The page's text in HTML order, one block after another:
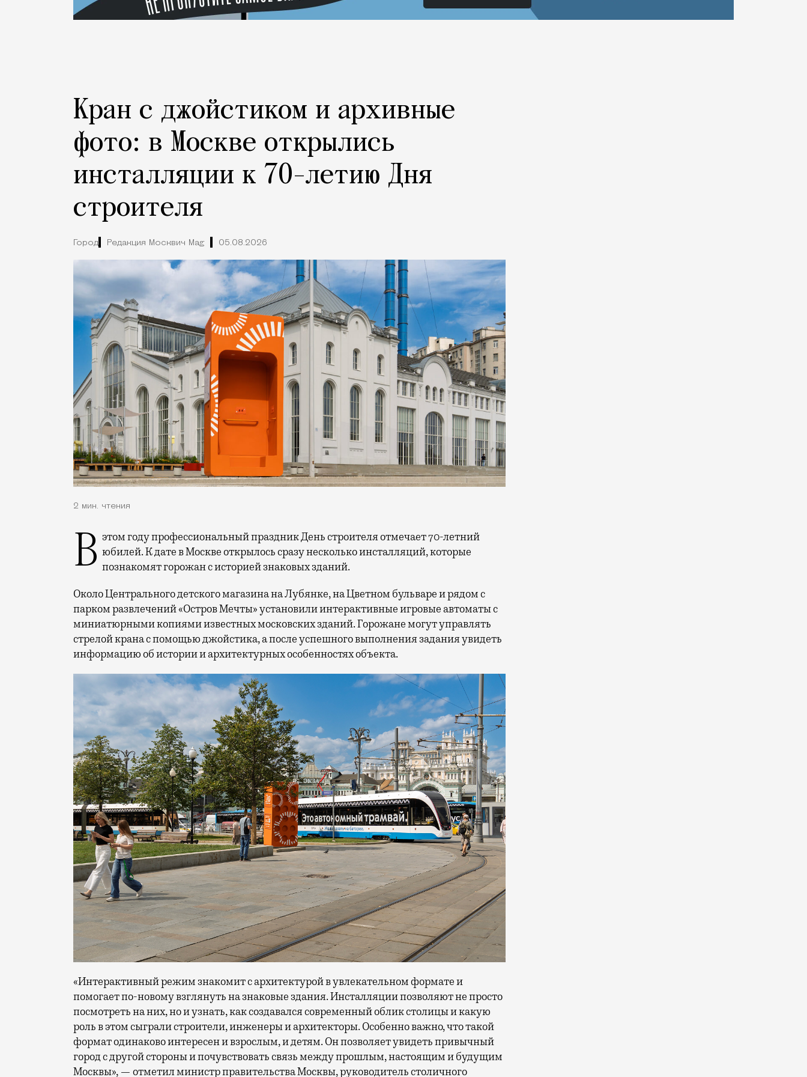
Кран с джойстиком и архивные
фото: в Москве открылись
инсталляции к 70-летию Дня
строителя
Город Редакция Москвич Mag 05.08.2026
2 мин. чтения
В этом году профессиональный праздник День строителя отмечает 70-летний юбилей. К дате в Москве открылось сразу несколько инсталляций, которые
познакомят горожан с историей знаковых зданий.
Около Центрального детского магазина на Лубянке, на Цветном бульваре и рядом с
парком развлечений «Остров Мечты» установили интерактивные игровые автоматы с
миниатюрными копиями известных московских зданий. Горожане могут управлять
стрелой крана с помощью джойстика, а после успешного выполнения задания увидеть
информацию об истории и архитектурных особенностях объекта.
«Интерактивный режим знакомит с архитектурой в увлекательном формате и
помогает по-новому взглянуть на знаковые здания. Инсталляции позволяют не просто
посмотреть на них, но и узнать, как создавался современный облик столицы и какую
роль в этом сыграли строители, инженеры и архитекторы. Особенно важно, что такой
формат одинаково интересен и взрослым, и детям. Он позволяет увидеть привычный
город с другой стороны и почувствовать связь между прошлым, настоящим и будущим
Москвы», — отметил министр правительства Москвы, руководитель столичного